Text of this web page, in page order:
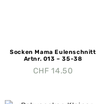
Socken Mama Eulenschnitt
Artnr. 013 – 35-38
CHF 14.50